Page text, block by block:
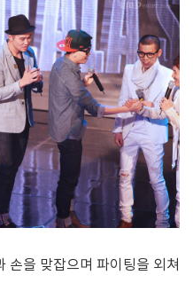
손을 맞잡으며 파이팅을 외쳐